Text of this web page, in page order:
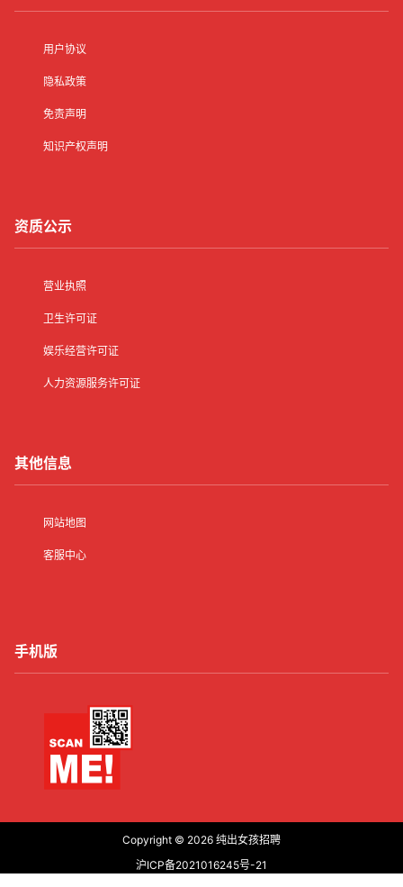
用户协议
隐私政策
免责声明
知识产权声明
资质公示
营业执照
卫生许可证
娱乐经营许可证
人力资源服务许可证
其他信息
网站地图
客服中心
手机版
Copyright © 2026 纯出女孩招聘
沪ICP备2021016245号-21